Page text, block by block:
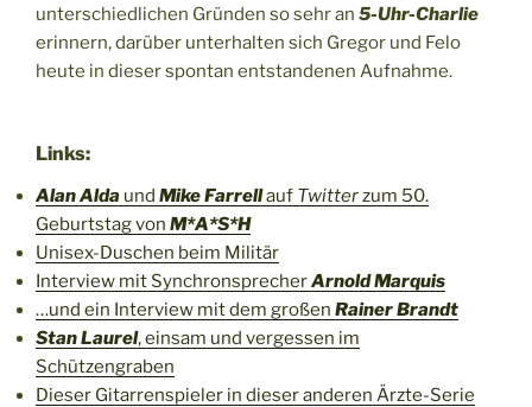
unterschiedlichen Gründen so sehr an 5-Uhr-Charlie
erinnern, darüber unterhalten sich Gregor und Felo
heute in dieser spontan entstandenen Aufnahme.
Links:
Alan Alda und Mike Farrellauf Twitterzum 50.
Geburtstag von M*A*S*H
Unisex-Duschen beim Militär
Interview mit SynchronsprecherArnold Marquis
…und ein Interview mit dem großen Rainer Brandt
Stan Laurel, einsam und vergessen im
Schützengraben
Dieser Gitarrenspieler in dieser anderen Ärzte-Serie